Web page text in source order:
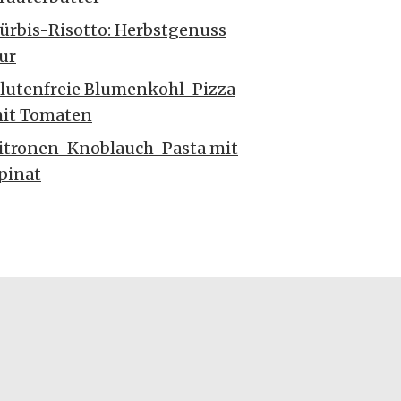
Risotto: Herbstgenuss
Blumenkohl-Pizza
Tomaten
Knoblauch-Pasta mit